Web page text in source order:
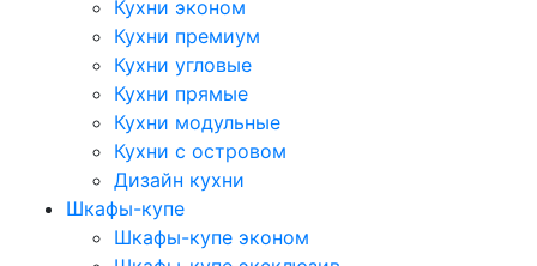
Кухни эконом
Кухни премиум
Кухни угловые
Кухни прямые
Кухни модульные
Кухни с островом
Дизайн кухни
Шкафы-купе
Шкафы-купе эконом